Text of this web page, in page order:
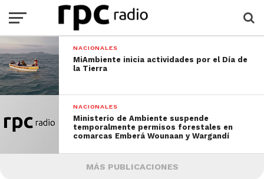
NACIONALES
MiAmbiente inicia actividades por el Día de
la Tierra
NACIONALES
Ministerio de Ambiente suspende
temporalmente permisos forestales en
comarcas Emberá Wounaan y Wargandí
MÁS PUBLICACIONES